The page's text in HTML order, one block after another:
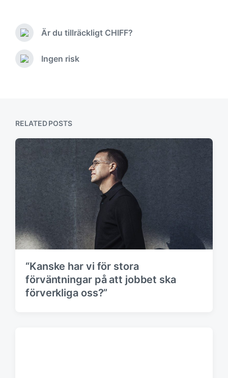
n
e
d
i
P
r
e
v
p
o
s
t
Är du tillräckligt CHIFF?
N
s
Ingen risk
RELATED POSTS
“Kanske har vi för stora
förväntningar på att jobbet ska
förverkliga oss?”